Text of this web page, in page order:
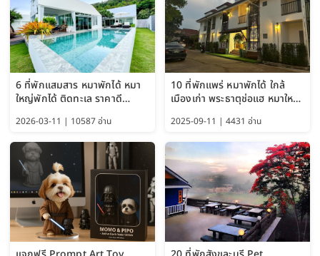
6 ที่พักแสมสาร หมาพักได้ หมา
ใหญ่พักได้ ติดทะเล ราคาดี
2026-03-11 | 10587 อ่าน
10 ที่พักแพร่ หมาพักได้ ใกล้
เมืองเก่า พระธาตุช่อแฮ หมาใหญ่
2025-09-11 | 4431 อ่าน